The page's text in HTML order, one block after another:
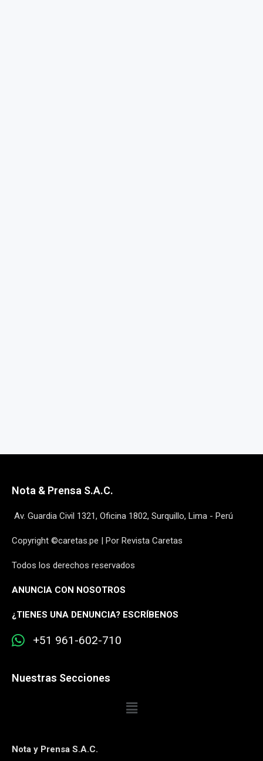
Nota & Prensa S.A.C.
Av. Guardia Civil 1321, Oficina 1802, Surquillo, Lima - Perú
Copyright ©caretas.pe | Por Revista Caretas
Todos los derechos reservados
ANUNCIA CON NOSOTROS
¿TIENES UNA DENUNCIA? ESCRÍBENOS
+51 961-602-710
Nuestras Secciones
Nota y Prensa S.A.C.